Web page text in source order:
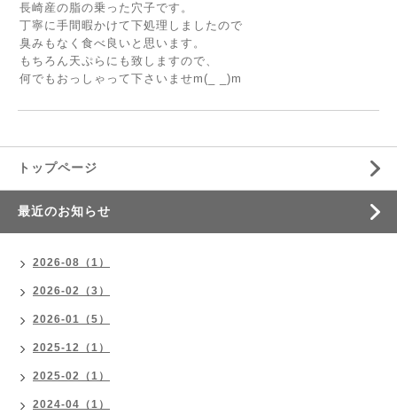
長崎産の脂の乗った穴子です。
丁寧に手間暇かけて下処理しましたので
臭みもなく食べ良いと思います。
もちろん天ぷらにも致しますので、
何でもおっしゃって下さいませm(_ _)m
トップページ
最近のお知らせ
2026-08（1）
2026-02（3）
2026-01（5）
2025-12（1）
2025-02（1）
2024-04（1）